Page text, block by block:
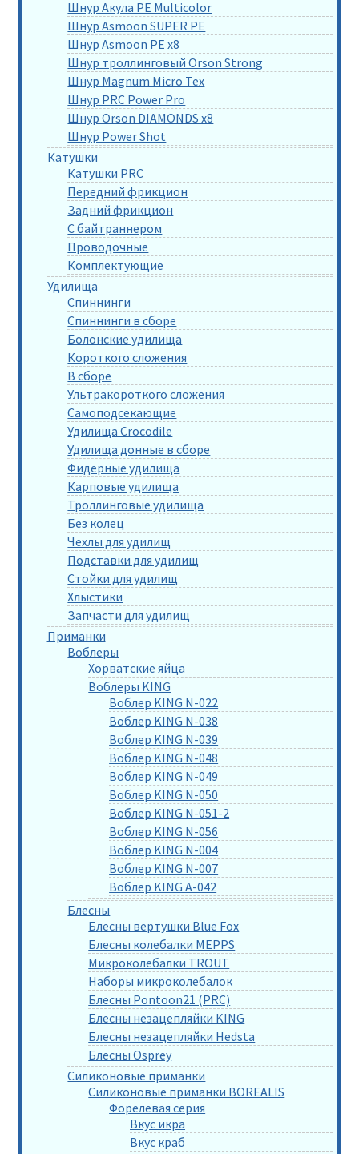
Шнур Акула PE Multicolor
Шнур Asmoon SUPER PE
Шнур Asmoon PE x8
Шнур троллинговый Orson Strong
Шнур Magnum Micro Tex
Шнур PRC Power Pro
Шнур Orson DIAMONDS x8
Шнур Power Shot
Катушки
Катушки PRC
Передний фрикцион
Задний фрикцион
С байтраннером
Проводочные
Комплектующие
Удилища
Спиннинги
Спиннинги в сборе
Болонские удилища
Короткого сложения
В сборе
Ультракороткого сложения
Самоподсекающие
Удилища Crocodile
Удилища донные в сборе
Фидерные удилища
Карповые удилища
Троллинговые удилища
Без колец
Чехлы для удилищ
Подставки для удилищ
Стойки для удилищ
Хлыстики
Запчасти для удилищ
Приманки
Воблеры
Хорватские яйца
Воблеры KING
Воблер KING N-022
Воблер KING N-038
Воблер KING N-039
Воблер KING N-048
Воблер KING N-049
Воблер KING N-050
Воблер KING N-051-2
Воблер KING N-056
Воблер KING N-004
Воблер KING N-007
Воблер KING A-042
Блесны
Блесны вертушки Blue Fox
Блесны колебалки MEPPS
Микроколебалки TROUT
Наборы микроколебалок
Блесны Pontoon21 (PRC)
Блесны незацепляйки KING
Блесны незацепляйки Hedsta
Блесны Osprey
Силиконовые приманки
Силиконовые приманки BOREALIS
Форелевая серия
Вкус икра
Вкус краб